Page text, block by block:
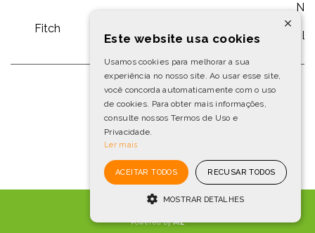
Fitch
172.513 -1,7%
Powered byMZ
×
Este website usa cookies
Usamos cookies para melhorar a sua
experiência no nosso site. Ao usar esse site,
você concorda automaticamente com o uso
de cookies. Para obter mais informações,
consulte nossos Termos de Uso e
Privacidade.
Ler mais
ACEITAR TODOS RECUSAR TODOS
MOSTRAR DETALHES